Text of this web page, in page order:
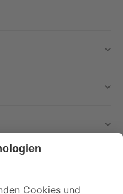
mehr verpassen!